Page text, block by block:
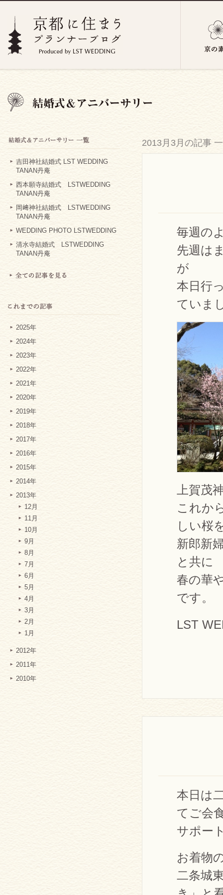
吉田神社結婚式 LST WEDDING
TANAN丹庵
西本願寺結婚式 LSTWEDDING
TANAN丹庵
岡﨑神社結婚式 LSTWEDDING
TANAN丹庵
WEDDING PHOTO LSTWEDDING
清水寺結婚式 LSTWEDDING
TANAN丹庵
2025年
2024年
2023年
2022年
2021年
2020年
2019年
2018年
2017年
2016年
2015年
2014年
2013年
12月
11月
10月
9月
8月
7月
6月
5月
4月
3月
2月
1月
2012年
2011年
2010年
2013月3月の記事
毎週の
先週は
が
本日行
ていま
上賀茂
これか
しい桜
新郎新
と共に
春の華
です。
LST
本日は
てご会
サポー
お着物
二条城